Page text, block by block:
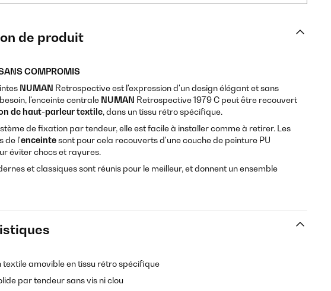
de produit
COMPROMIS
NUMAN Retrospective est l'expression d'un design élégant et sans
l'enceinte centrale NUMAN Retrospective 1979 C peut être recouvert
de haut-parleur textile, dans un tissu rétro spécifique.
de fixation par tendeur, elle est facile à installer comme à retirer. Les
de l'enceintesont pour cela recouverts d'une couche de peinture PU
éviter chocs et rayures.
et classiques sont réunis pour le meilleur, et donnent un ensemble
textile amovible en tissu rétro spécifique
par tendeur sans vis ni clou